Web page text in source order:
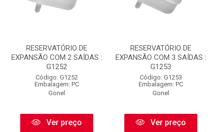
RESERVATÓRIO DE
EXPANSÃO COM 2 SAÍDAS :
G1252
Código: G1252
Embalagem: PC
Gonel
Ver preço
RESERVATÓRIO DE
EXPANSÃO COM 3 SAÍDAS :
G1253
Código: G1253
Embalagem: PC
Gonel
Ver preço